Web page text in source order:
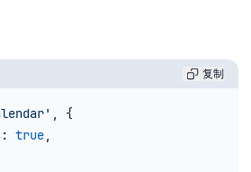
复制
, {
: true,